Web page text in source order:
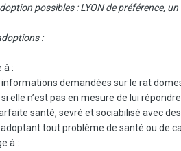
possibles : LYON de préférence,
:
à :
demandées sur le rat
elle n’est pas en mesure de lui répondre.
santé, sevré et sociabilisé avec
tout problème de santé ou de
à :